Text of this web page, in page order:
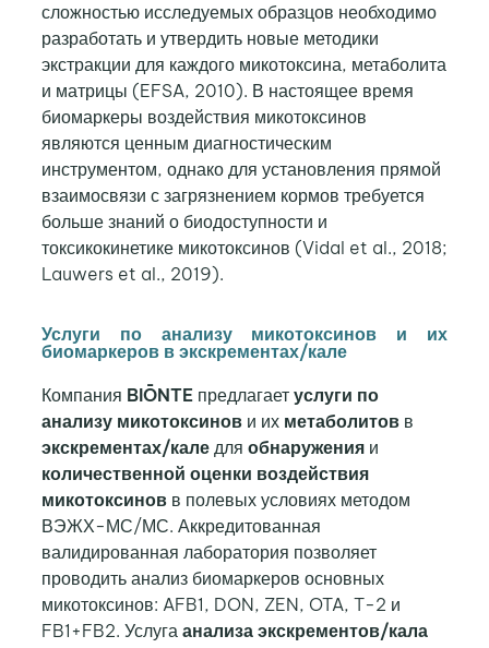
сложностью исследуемых образцов необходимо
разработать и утвердить новые методики
экстракции для каждого микотоксина, метаболита
и матрицы (EFSA, 2010). В настоящее время
биомаркеры воздействия микотоксинов
являются ценным диагностическим
инструментом, однако для установления прямой
взаимосвязи с загрязнением кормов требуется
больше знаний о биодоступности и
токсикокинетике микотоксинов (Vidal et al., 2018;
Lauwers et al., 2019).
Услуги по анализу микотоксинов и их
биомаркеров в экскрементах/кале
Компания BIŌNTEпредлагает услуги по
анализу микотоксинови их метаболитовв
экскрементах/каледля обнаруженияи
количественной оценки воздействия
микотоксиновв полевых условиях методом
ВЭЖХ-МС/МС. Аккредитованная
валидированная лаборатория позволяет
проводить анализ биомаркеров основных
микотоксинов: AFB1, DON, ZEN, OTA, T-2 и
FB1+FB2. Услуга анализа экскрементов/кала